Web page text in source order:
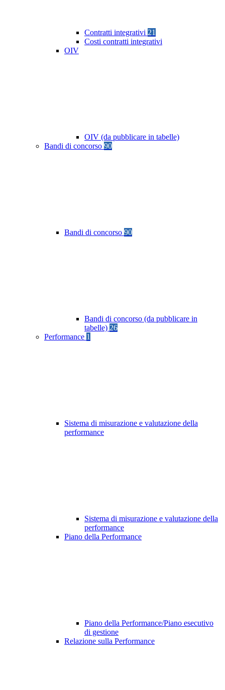
Contratti integrativi 21
Costi contratti integrativi
OIV
OIV (da pubblicare in tabelle)
Bandi di concorso 90
Bandi di concorso 90
Bandi di concorso (da pubblicare in
tabelle) 26
Performance 1
Sistema di misurazione e valutazione della
performance
Sistema di misurazione e valutazione della
performance
Piano della Performance
Piano della Performance/Piano esecutivo
di gestione
Relazione sulla Performance